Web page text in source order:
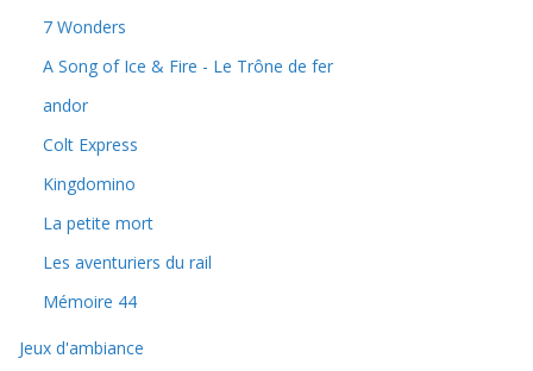
7 Wonders
A Song of Ice & Fire - Le Trône de fer
andor
Colt Express
Kingdomino
La petite mort
Les aventuriers du rail
Mémoire 44
Jeux d'ambiance